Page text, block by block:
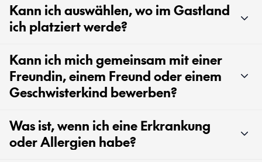
Kann ich auswählen, wo im Gastland
ich platziert werde?
Kann ich mich gemeinsam mit einer
Freundin, einem Freund oder einem
Geschwisterkind bewerben?
Was ist, wenn ich eine Erkrankung
oder Allergien habe?